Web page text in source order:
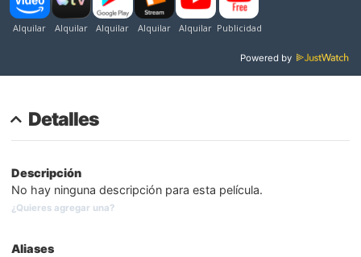
Powered by
Detalles
Descripción
No hay ninguna descripción para esta película.
¿Quieres agregar una?
Aliases